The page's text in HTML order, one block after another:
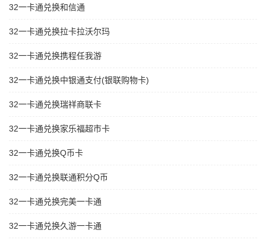
32一卡通兑换和信通
32一卡通兑换拉卡拉沃尔玛
32一卡通兑换携程任我游
32一卡通兑换中银通支付(银联购物卡)
32一卡通兑换瑞祥商联卡
32一卡通兑换家乐福超市卡
32一卡通兑换Q币卡
32一卡通兑换联通积分Q币
32一卡通兑换完美一卡通
32一卡通兑换久游一卡通